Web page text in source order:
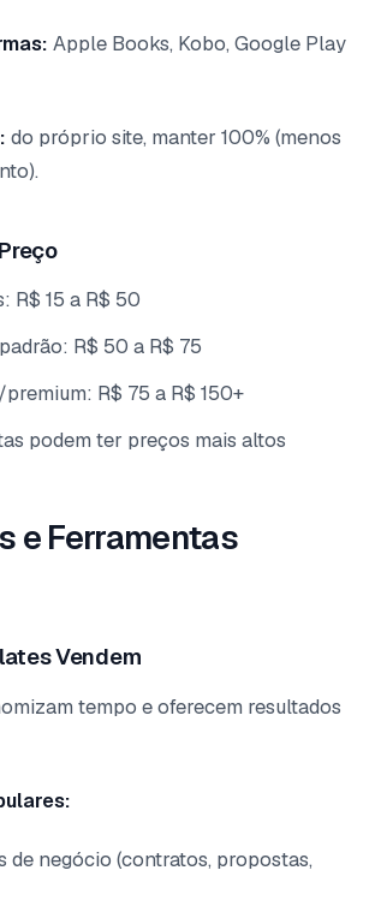
Apple Books, Kobo, Google Play
do próprio site, manter 100% (menos
R$ 15 a R$ 50
R$ 50 a R$ 75
R$ 75 a R$ 150+
podem ter preços mais altos
e Ferramentas
Vendem
tempo e oferecem resultados
de negócio (contratos, propostas,